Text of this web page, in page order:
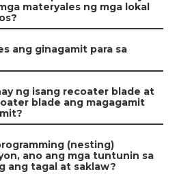
materyales ng mga lokal
ang ginagamit para sa
ng isang recoater blade at
blade ang magagamit
(nesting)
ano ang mga tuntunin sa
ang tagal at saklaw?